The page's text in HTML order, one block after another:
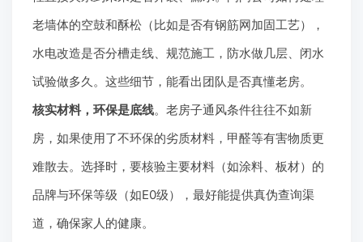
老墙体的空鼓和酥松（比如是否有钢筋网加固工艺），
水电改造是否分槽走线、规范施工，防水做几层、闭水
试验做多久。这些细节，能看出团队是否真懂老房。
核实材料，环保是底线。老房子通风条件往往不如新
房，如果使用了不环保的劣质材料，甲醛等有害物质更
难散去。选择时，要核验主要材料（如涂料、板材）的
品牌与环保等级（如E0级），最好能提供真伪查询渠
道，确保家人的健康。